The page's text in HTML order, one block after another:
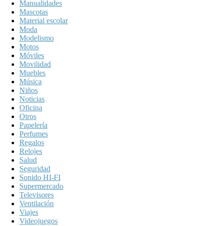
Manualidades
Mascotas
Material escolar
Moda
Modelismo
Motos
Móviles
Movilidad
Muebles
Música
Niños
Noticias
Oficina
Otros
Papelería
Perfumes
Regalos
Relojes
Salud
Seguridad
Sonido HI-FI
Supermercado
Televisores
Ventilación
Viajes
Videojuegos